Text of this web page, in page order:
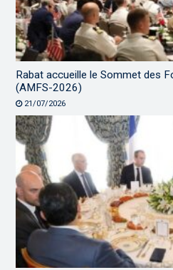
Rabat accueille le Sommet des
(AMFS-2026)
21/07/2026